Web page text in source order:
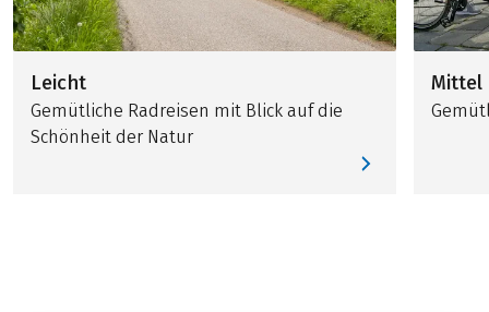
Leicht
Gemütliche Radreisen mit Blick auf die
Schönheit der Natur
Mittel